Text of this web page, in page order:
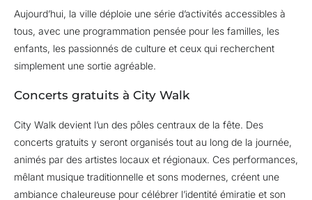
Aujourd’hui, la ville déploie une série d’activités accessibles à
tous, avec une programmation pensée pour les familles, les
enfants, les passionnés de culture et ceux qui recherchent
simplement une sortie agréable.
Concerts gratuits à City Walk
City Walk devient l’un des pôles centraux de la fête. Des
concerts gratuits y seront organisés tout au long de la journée,
animés par des artistes locaux et régionaux. Ces performances,
mêlant musique traditionnelle et sons modernes, créent une
ambiance chaleureuse pour célébrer l’identité émiratie et son